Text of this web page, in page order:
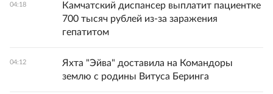
04:18
Камчатский диспансер выплатит пациентке
700 тысяч рублей из-за заражения
гепатитом
04:12
Яхта "Эйва" доставила на Командоры
землю с родины Витуса Беринга